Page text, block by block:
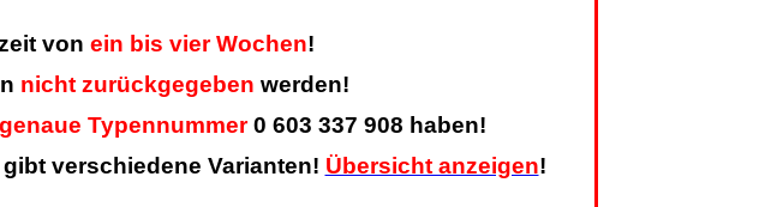
von ein bis vier Wochen!
nicht zurückgegeben werden!
genaue Typennummer0 603 337 908 haben!
verschiedene Varianten! Übersicht anzeigen!